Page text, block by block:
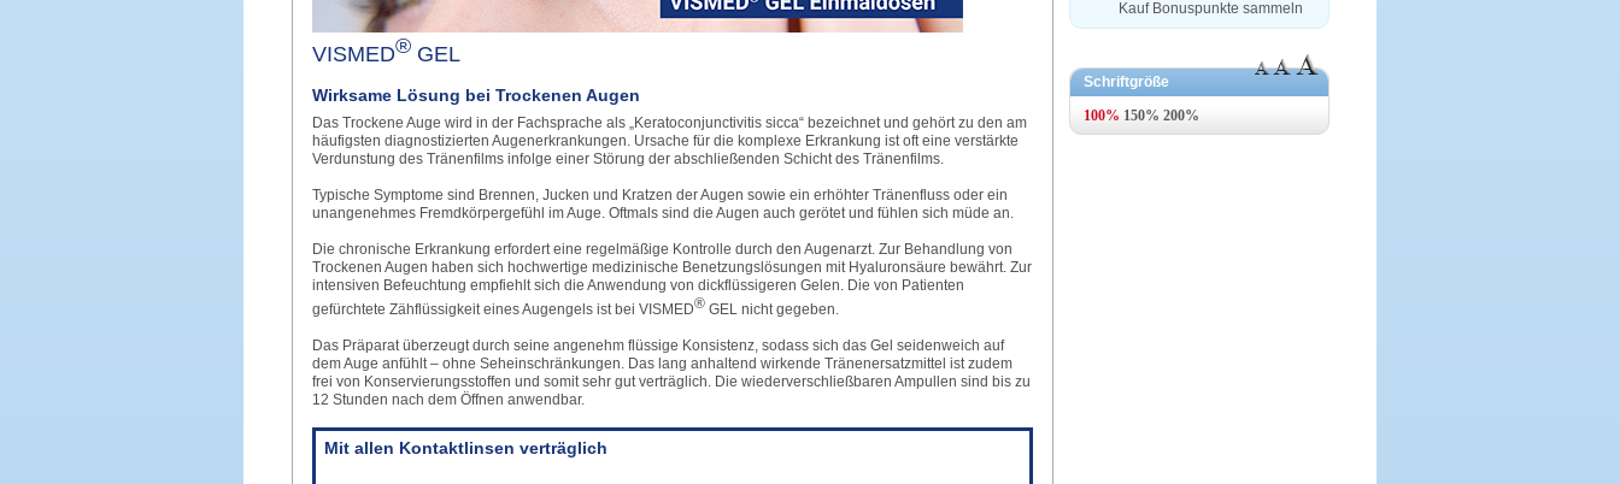
VISMED®GEL
Wirksame Lösung bei Trockenen Augen
Das Trockene Auge wird in der Fachsprache als „Keratoconjunctivitis sicca“ bezeichnet und gehört zu den am
häufigsten diagnostizierten Augenerkrankungen. Ursache für die komplexe Erkrankung ist oft eine verstärkte
Verdunstung des Tränenfilms infolge einer Störung der abschließenden Schicht des Tränenfilms.
Typische Symptome sind Brennen, Jucken und Kratzen der Augen sowie ein erhöhter Tränenfluss oder ein
unangenehmes Fremdkörpergefühl im Auge. Oftmals sind die Augen auch gerötet und fühlen sich müde an.
Die chronische Erkrankung erfordert eine regelmäßige Kontrolle durch den Augenarzt. Zur Behandlung von
Trockenen Augen haben sich hochwertige medizinische Benetzungslösungen mit Hyaluron­säure bewährt. Zur
intensiven Befeuchtung empfiehlt sich die Anwendung von dickflüssigeren Gelen. Die von Patienten
gefürchtete Zähflüssigkeit eines Augengels ist bei VISMED®GEL nicht gegeben.
Das Präparat überzeugt durch seine angenehm flüssige Konsistenz, sodass sich das Gel seidenweich auf
dem Auge anfühlt – ohne Seheinschränkungen. Das lang anhaltend wirkende Tränenersatz­mittel ist zudem
frei von Konservierungsstoffen und somit sehr gut verträglich. Die wiederverschließbaren Ampullen sind bis zu
12 Stun­den nach dem Öffnen anwendbar.
Mit allen Kontaktlinsen verträglich
Kauf Bonuspunkte sammeln
Schriftgröße